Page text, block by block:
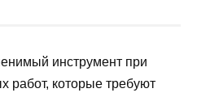
инструмент при
работ, которые требуют